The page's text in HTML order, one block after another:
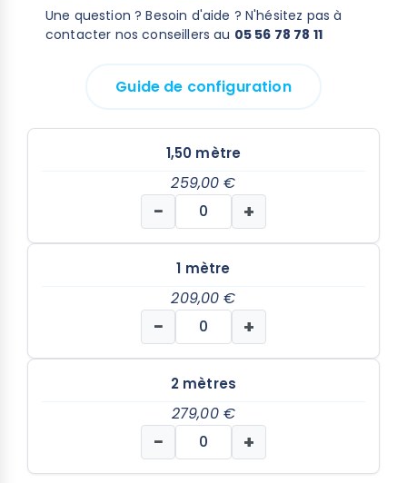
Une question ? Besoin d'aide ? N'hésitez pas à
contacter nos conseillers au 05 56 78 78 11
Guide de configuration
1,50 mètre
259,00 €
− +
1 mètre
209,00 €
− +
2 mètres
279,00 €
− +